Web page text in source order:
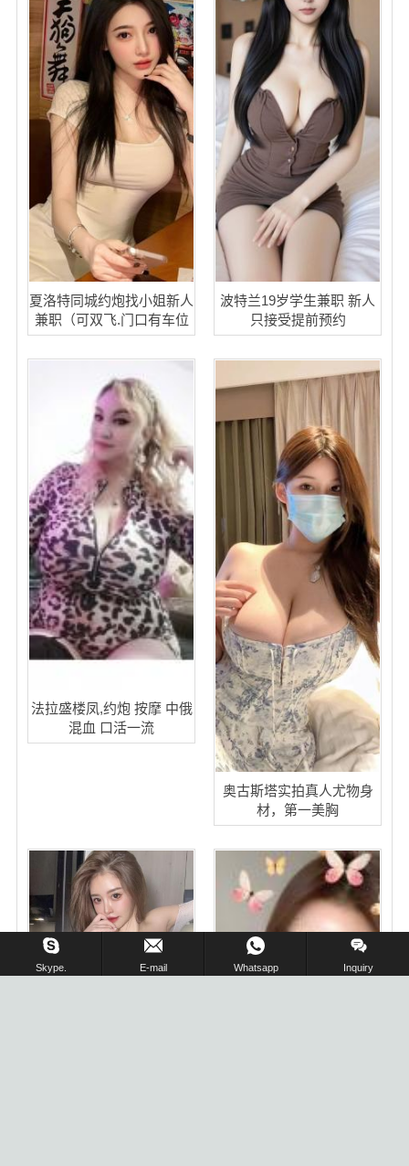
夏洛特同城约炮找小姐新人
兼职（可双飞.门口有车位
波特兰19岁学生兼职 新人
只接受提前预约
法拉盛楼凤,约炮 按摩 中俄
混血 口活一流
奥古斯塔实拍真人尤物身
材，第一美胸
Skype. E-mail Whatsapp Inquiry
在线留言 !